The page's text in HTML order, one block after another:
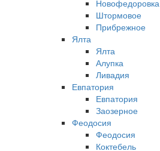
Новофедоровка
Штормовое
Прибрежное
Ялта
Ялта
Алупка
Ливадия
Евпатория
Евпатория
Заозерное
Феодосия
Феодосия
Коктебель